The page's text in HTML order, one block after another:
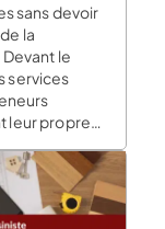
sans devoir
la
le
services
leur propre